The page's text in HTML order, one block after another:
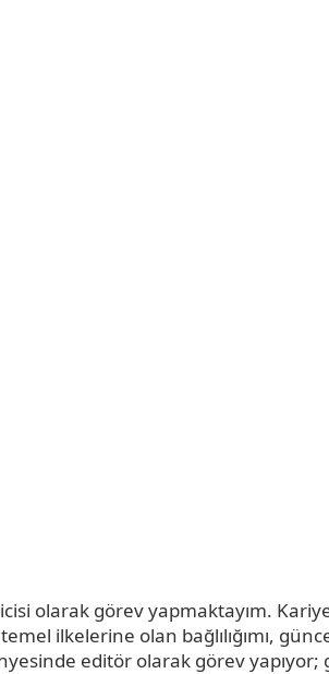
olarak görev yapmaktayım.
ilkelerine olan bağlılığımı,
editör olarak görev yapıyor;